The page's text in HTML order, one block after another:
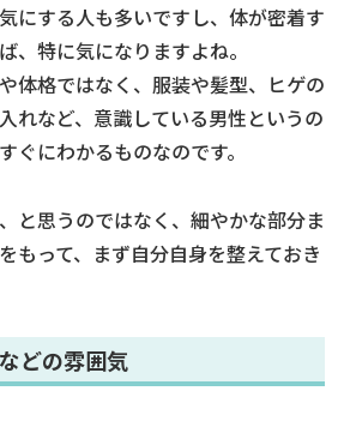
にする人も多いですし、体が密着す
、特に気になりますよね。
体格ではなく、服装や髪型、ヒゲの
れなど、意識している男性というの
ぐにわかるものなのです。
と思うのではなく、細やかな部分ま
もって、まず自分自身を整えておき
どの雰囲気